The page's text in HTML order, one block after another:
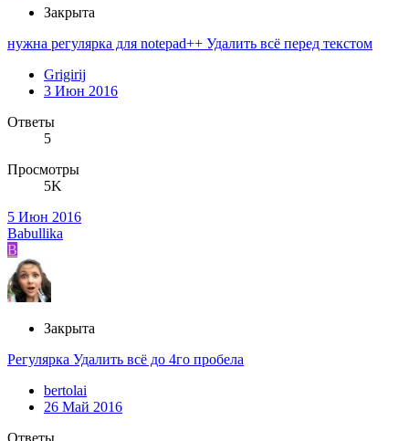
Закрыта
нужна регулярка для notepad++ Удалить всё перед текстом
Grigirij
3 Июн 2016
Ответы
5
Просмотры
5K
5 Июн 2016
Babullika
B
Закрыта
Регулярка Удалить всё до 4го пробела
bertolai
26 Май 2016